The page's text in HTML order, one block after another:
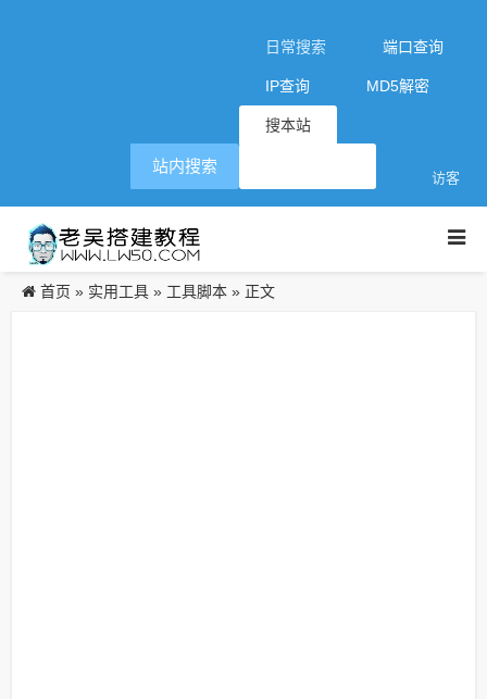
日常搜索 端口查询
IP查询 MD5解密
搜本站
访客
站内搜索
首页 » 实用工具 » 工具脚本 » 正文